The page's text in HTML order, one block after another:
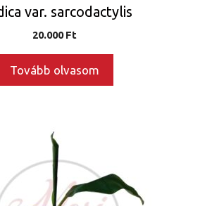
var. sarcodactylis
20.000Ft
Tovább olvasom